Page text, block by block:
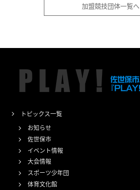
加盟競技団体一覧へ
トピックス一覧
お知らせ
佐世保市
イベント情報
大会情報
スポーツ少年団
体育文化館